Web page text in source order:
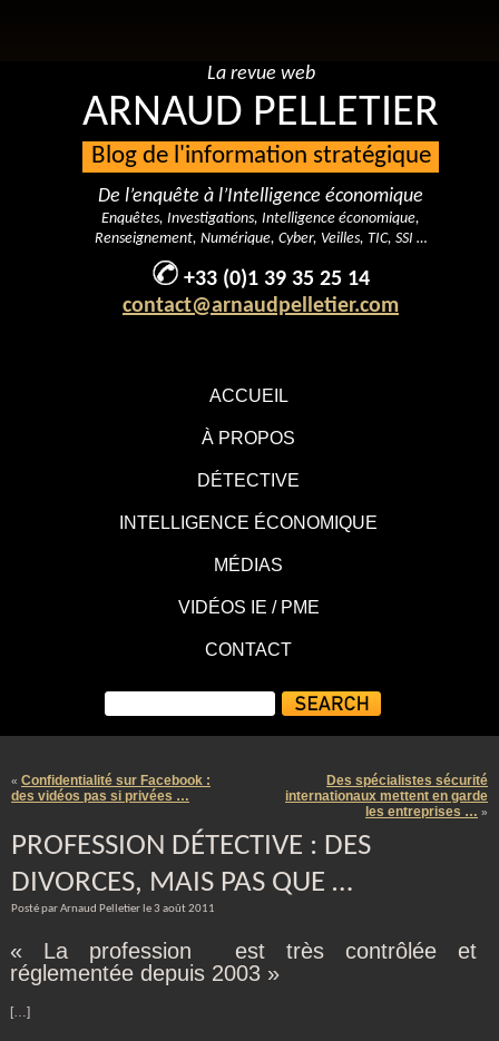
ACCUEIL
À PROPOS
DÉTECTIVE
INTELLIGENCE ÉCONOMIQUE
MÉDIAS
VIDÉOS IE / PME
CONTACT
La revue web
ARNAUD PELLETIER
Blog de l'information stratégique
De l’enquête à l’Intelligence économique
Enquêtes, Investigations, Intelligence économique,
Renseignement, Numérique, Cyber, Veilles, TIC, SSI …
+33 (0)1 39 35 25 14
contact@arnaudpelletier.com
« Confidentialité sur Facebook :
des vidéos pas si privées …
Des spécialistes sécurité
internationaux mettent en garde
les entreprises … »
PROFESSION DÉTECTIVE : DES
DIVORCES, MAIS PAS QUE …
Posté par Arnaud Pelletier le 3 août 2011
« La profession est très contrôlée et
réglementée depuis 2003 »
[…]